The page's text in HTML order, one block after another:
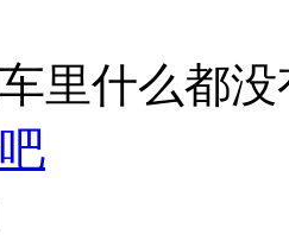
里什么都没